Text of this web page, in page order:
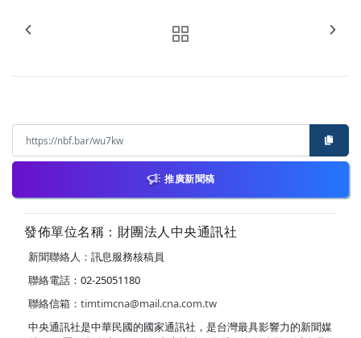
推廣新聞稿
發佈單位名稱：財團法人中央通訊社
新聞聯絡人：訊息服務核稿員
聯絡電話：02-25051180
聯絡信箱： timtimcna@mail.cna.com.tw
中央通訊社是中華民國的國家通訊社，是台灣最具影響力的新聞媒